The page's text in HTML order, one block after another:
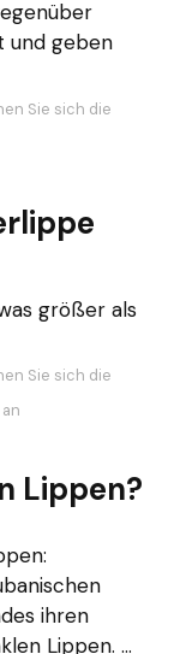
und geben
Sie sich die
größer als
Sie sich die
Lippen?
ihren
Lippen. ...